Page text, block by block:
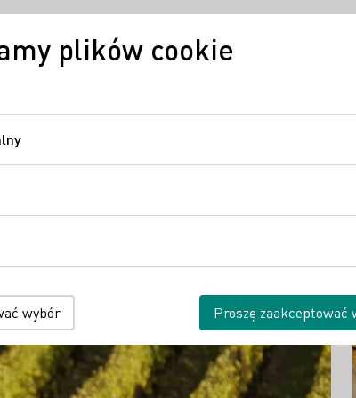
winiarzy, ponieważ tutaj w Niemczech - na
idealne warunki.
plików cookie
wybór Proszę zaakceptować